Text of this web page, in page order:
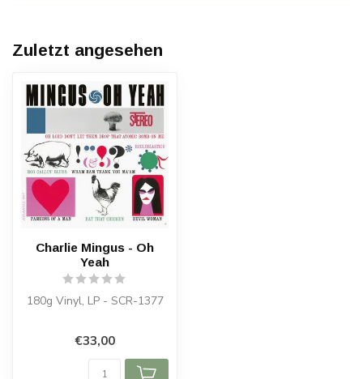
Zuletzt angesehen
Charlie Mingus - Oh
Yeah
180g Vinyl, LP - SCR-1377
€33,00